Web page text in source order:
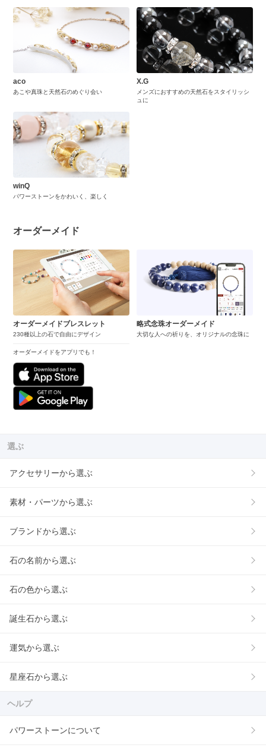
aco
あこや真珠と天然石のめぐり会い
X.G
メンズにおすすめの天然石をスタイリッシ
ュに
winQ
パワーストーンをかわいく、楽しく
オーダーメイド
オーダーメイドブレスレット
230種以上の石で自由にデザイン
オーダーメイドをアプリでも！
略式念珠オーダーメイド
大切な人への祈りを、オリジナルの念珠に
選ぶ
アクセサリーから選ぶ
素材・パーツから選ぶ
ブランドから選ぶ
石の名前から選ぶ
石の色から選ぶ
誕生石から選ぶ
運気から選ぶ
星座石から選ぶ
ヘルプ
パワーストーンについて